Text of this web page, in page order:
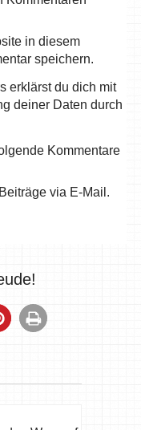
in diesem
speichern.
erklärst du dich mit
deiner Daten durch
Kommentare
via E-Mail.